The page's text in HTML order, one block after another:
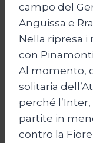
campo del
Anguissa e
Nella ripresa i
con
Al momento,
solitaria
perché
partite in
contro la